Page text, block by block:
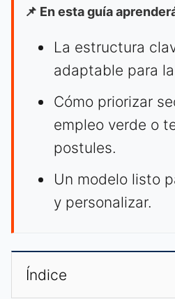
📌 En esta guía
La estructura
adaptable para
Cómo priorizar
empleo verde o
postules.
Un modelo listo
y personalizar.
Índice